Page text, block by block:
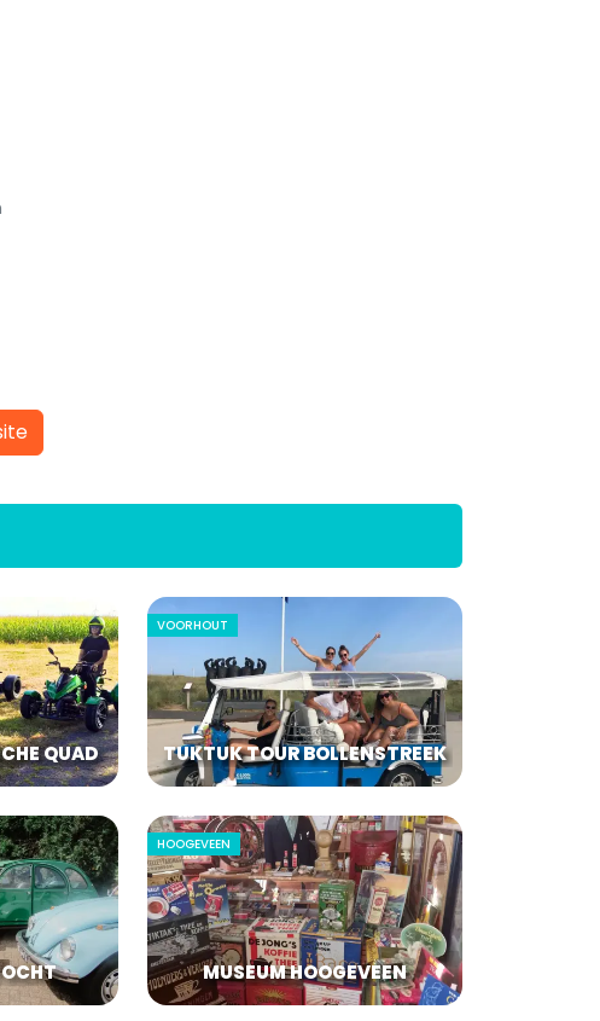
QUAD
VOORHOUT
TUKTUK TOUR BOLLENSTREEK
HOOGEVEEN
MUSEUM HOOGEVEEN